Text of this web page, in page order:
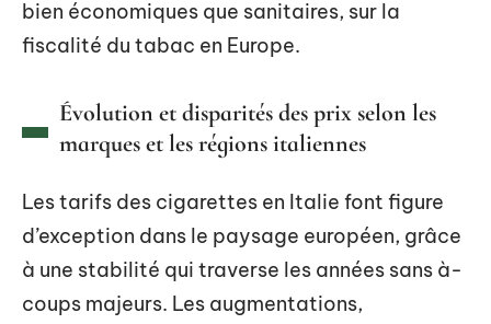
bien économiques que sanitaires, sur la
fiscalité du tabac en Europe.
Évolution et disparités des prix selon les
marques et les régions italiennes
Les tarifs des cigarettes en Italie font figure
d’exception dans le paysage européen, grâce
à une stabilité qui traverse les années sans à-
coups majeurs. Les augmentations,